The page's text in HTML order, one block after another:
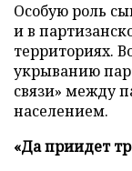
Особую роль
и в
территориях.
укрыванию
связи» между
населением.
«Да приидет